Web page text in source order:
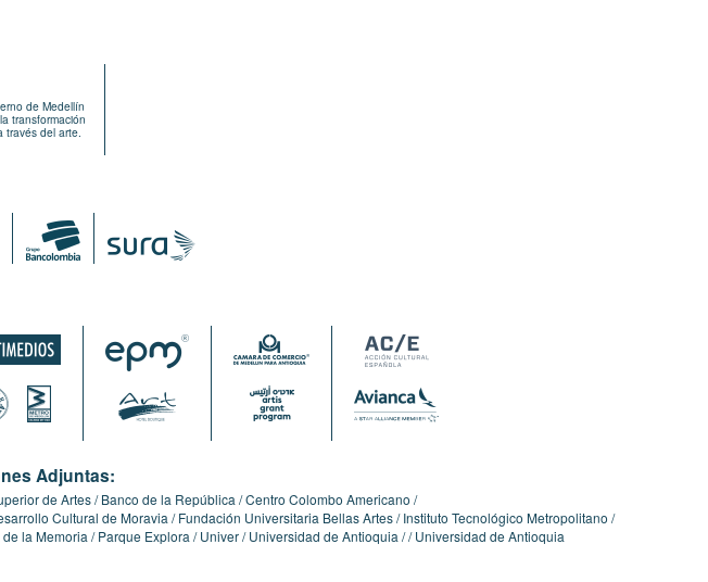
de Medellín
transformación
través del arte.
Adjuntas:
de Artes Banco de la República Centro Colombo Americano
Cultural de Moravia
Fundación Universitaria Bellas Artes Instituto Tecnológico Metropolitano
la Memoria
Parque Explora Univer Universidad de Antioquia Universidad de Antioquia